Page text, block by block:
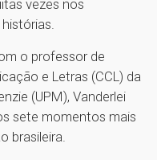
vezes nos
o professor de
e Letras (CCL) da
(UPM), Vanderlei
sete momentos mais
brasileira.